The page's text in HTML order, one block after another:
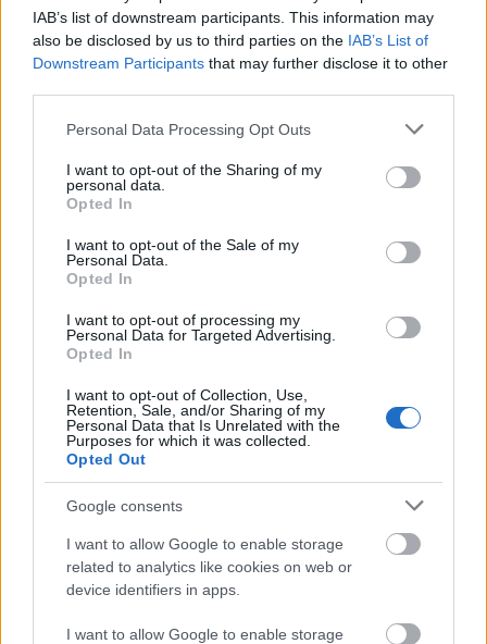
IAB’s list of downstream participants. This information may
also be disclosed by us to third parties on the IAB’s List of
Downstream Participants that may further disclose it to other
Please note that this website/app uses one or more Google
not limited to your visit or usage behaviour. You may click to
grant or deny consent to Google and its third-party tags to
use your data for below specified purposes in below Google
consent section.
Personal Data Processing Opt Outs
I want to opt-out of the Sharing of my
personal data.
Opted In
I want to opt-out of the Sale of my
Personal Data.
Opted In
I want to opt-out of processing my
Personal Data for Targeted Advertising.
Opted In
I want to opt-out of Collection, Use,
Retention, Sale, and/or Sharing of my
Personal Data that Is Unrelated with the
Purposes for which it was collected.
Opted Out
Google consents
I want to allow Google to enable storage
related to analytics like cookies on web or
device identifiers in apps.
I want to allow Google to enable storage
Zobacz, co zyskują abonenci Dobrego słownika.
Często sprawdzane
Dziecinnyadziecięcy
Odmiana:skrońmi
Ciekawostki
— Językowe źródła Izery
dyktando
— Co ty, gżegżółka, wiesz o dyktandach...